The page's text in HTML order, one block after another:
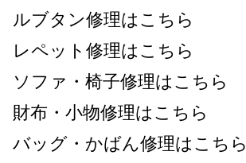
ルブタン修理はこちら
レペット修理はこちら
ソファ・椅子修理はこちら
財布・小物修理はこちら
バッグ・かばん修理はこちら